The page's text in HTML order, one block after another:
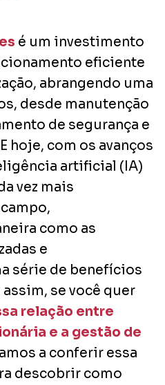
é um investimento
eficiente
abrangendo uma
desde manutenção
de segurança e
hoje, com os avanços
artificial (IA)
vez mais
como as
e
série de benefícios
se você quer
relação entre
e a gestão de
a conferir essa
descobrir como